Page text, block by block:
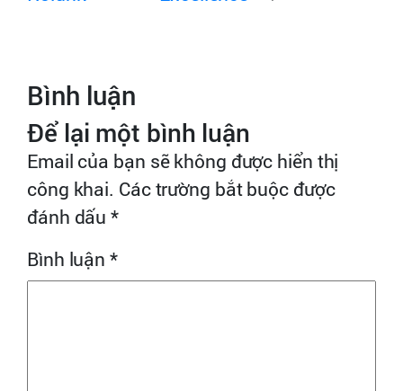
Bình luận
Để lại một bình luận
Email của bạn sẽ không được hiển thị
công khai. Các trường bắt buộc được
đánh dấu*
Bình luận*